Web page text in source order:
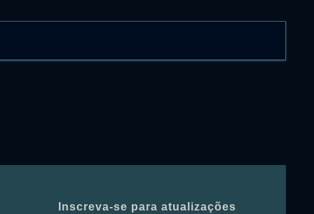
Inscreva-se para atualizações